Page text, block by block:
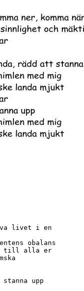
livet i en
obalans
till alla er
upp